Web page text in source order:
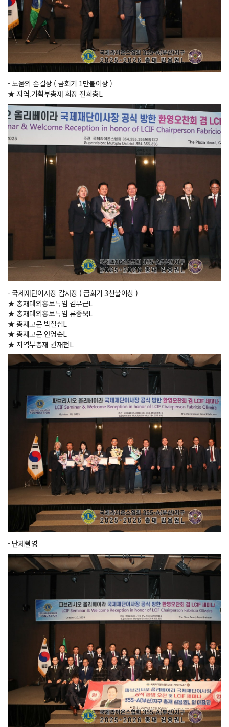
- 도움의 손길상 ( 금회기 1만불이상 )
★ 지역.기획부총재 회장 전희충L
- 국제재단이사장 감사장 ( 금회기 3천불이상 )
★ 총재대외홍보특임 김무근L
★ 총재대외홍보특임 류중욱L
★ 총재고문 박철심L
★ 총재고문 안영순L
★ 지역부총재 권재천L
- 단체촬영